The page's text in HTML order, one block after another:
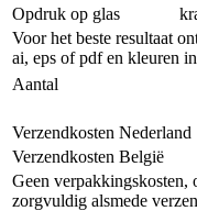
Opdruk op glas
Voor het beste resultaat
ai, eps of pdf en kleuren
Aantal
Verzendkosten Nederland
Verzendkosten België
Geen verpakkingskosten,
zorgvuldig alsmede